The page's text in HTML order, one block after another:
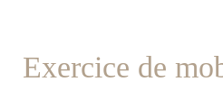
Exercice de